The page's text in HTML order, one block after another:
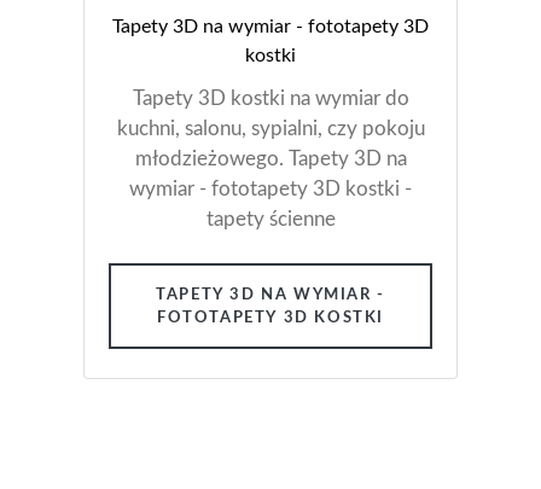
Tapety 3D na wymiar - fototapety 3D
kostki
Tapety 3D kostki na wymiar do
kuchni, salonu, sypialni, czy pokoju
młodzieżowego. Tapety 3D na
wymiar - fototapety 3D kostki -
tapety ścienne
TAPETY 3D NA WYMIAR -
FOTOTAPETY 3D KOSTKI